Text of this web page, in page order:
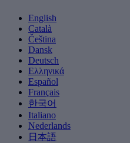
English
Català
Čeština
Dansk
Deutsch
Ελληνικά
Español
Français
한국어
Italiano
Nederlands
日本語